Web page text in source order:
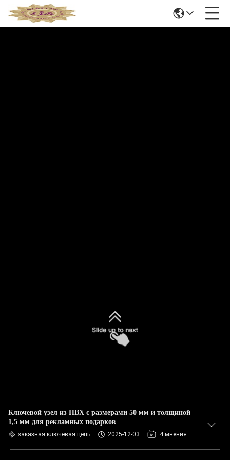
Ключевой узел из ПВХ с размерами 50 мм и толщиной
1,5 мм для рекламных подарков
заказная ключевая цепь 2025-12-03 4 мнения